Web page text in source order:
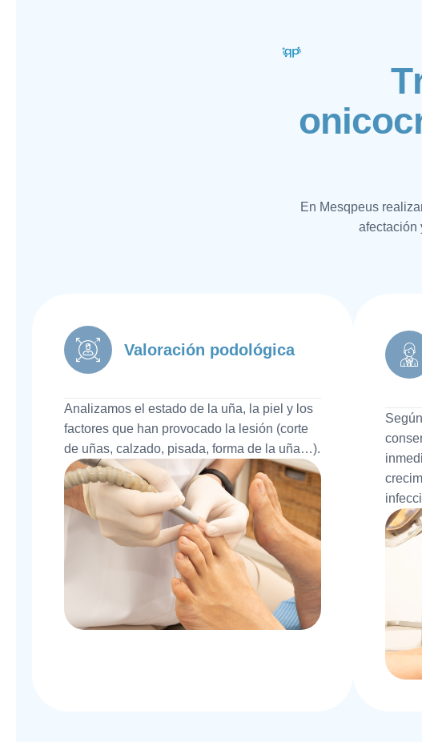
T
onicoc
En Mesqpeus
afectación
Valoración podológica
Analizamos el estado de la uña, la piel y los
factores que han provocado la lesión (corte
de uñas, calzado, pisada, forma de la uña…).